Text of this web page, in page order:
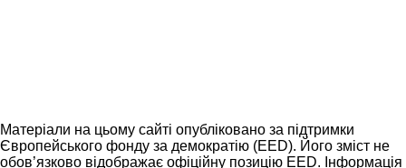
Матеріали на цьому сайті опубліковано за підтримки
Європейського фонду за демократію (EED). Його зміст не
обов’язково відображає офіційну позицію EED. Інформація